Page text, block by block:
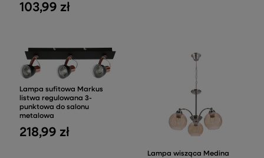
103,99 zł
Lampa sufitowa Markus
listwa regulowana 3-
punktowa do salonu
metalowa
218,99 zł
Lampa wisząca Medina